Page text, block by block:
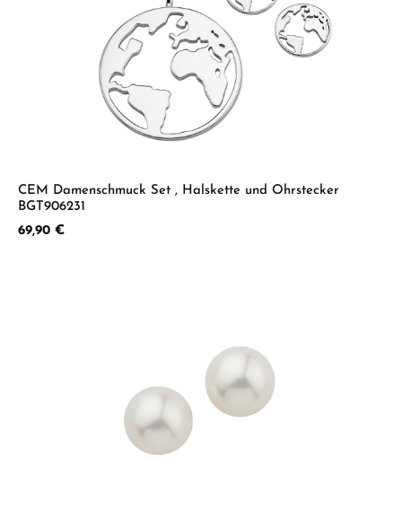
CEM Damenschmuck Set , Halskette und Ohrstecker
BGT906231
Regulärer Preis:
69,90 €